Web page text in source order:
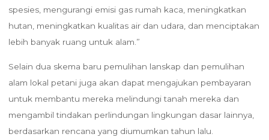
spesies, mengurangi emisi gas rumah kaca, meningkatkan
hutan, meningkatkan kualitas air dan udara, dan menciptakan
lebih banyak ruang untuk alam.”
Selain dua skema baru pemulihan lanskap dan pemulihan
alam lokal petani juga akan dapat mengajukan pembayaran
untuk membantu mereka melindungi tanah mereka dan
mengambil tindakan perlindungan lingkungan dasar lainnya,
berdasarkan rencana yang diumumkan tahun lalu.